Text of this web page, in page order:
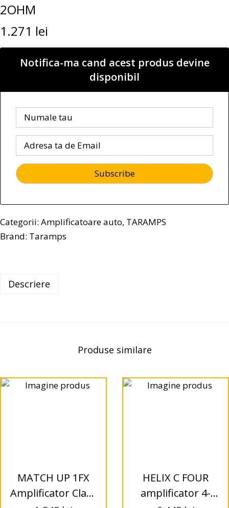
2OHM
1.271 lei
Notifica-ma cand acest produs devine
disponibil
Categorii: Amplificatoare auto, TARAMPS
Brand: Taramps
Descriere
Produse similare
MATCH UP 1FX
Amplificator Class
HELIX C FOUR
amplificator 4-